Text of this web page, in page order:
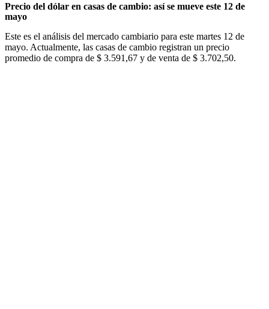
Precio del dólar en casas de cambio: así se mueve este 12 de
mayo
Este es el análisis del mercado cambiario para este martes 12 de
mayo. Actualmente, las casas de cambio registran un precio
promedio de compra de $ 3.591,67 y de venta de $ 3.702,50.